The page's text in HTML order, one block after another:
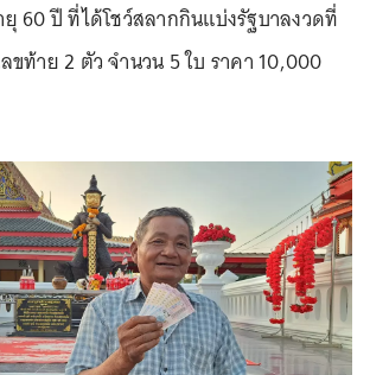
60 ปี ที่ได้โชว์สลากกินแบ่งรัฐบาลงวดที่
ขท้าย 2 ตัว จำนวน 5 ใบ ราคา 10,000